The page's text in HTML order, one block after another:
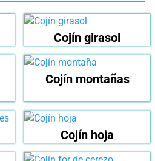
Cojín girasol
Cojín montañas
Cojín hoja